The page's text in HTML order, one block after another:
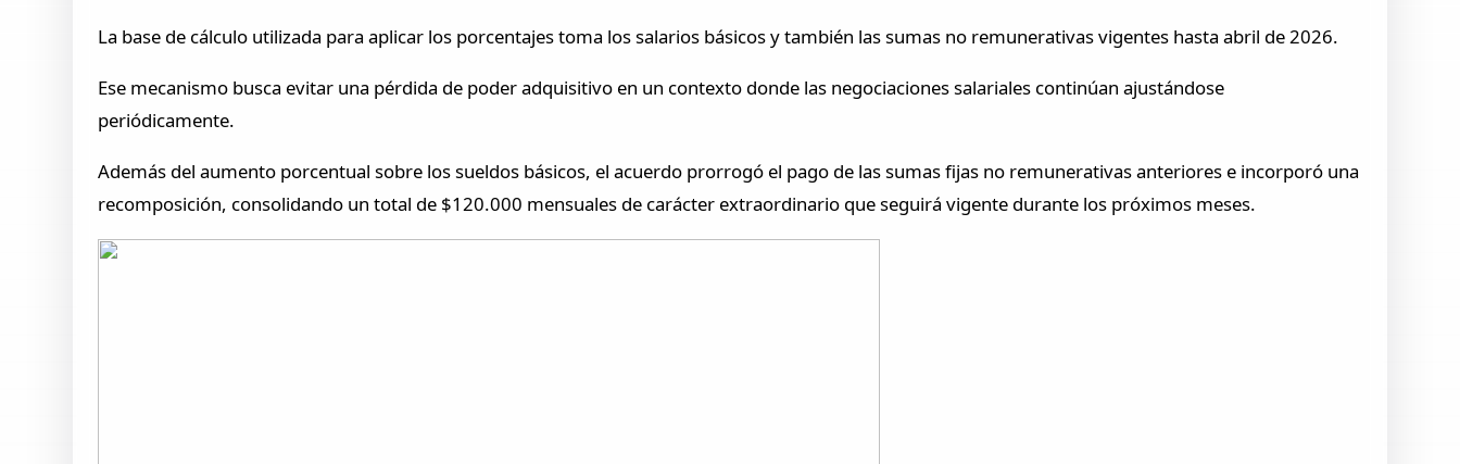
La base de cálculo utilizada para aplicar los porcentajes toma los salarios básicos y también las sumas no remunerativas vigentes hasta abril de 2026.
Ese mecanismo busca evitar una pérdida de poder adquisitivo en un contexto donde las negociaciones salariales continúan ajustándose
periódicamente.
Además del aumento porcentual sobre los sueldos básicos, el acuerdo prorrogó el pago de las sumas fijas no remunerativas anteriores e incorporó una
recomposición, consolidando un total de $120.000 mensuales de carácter extraordinario que seguirá vigente durante los próximos meses.